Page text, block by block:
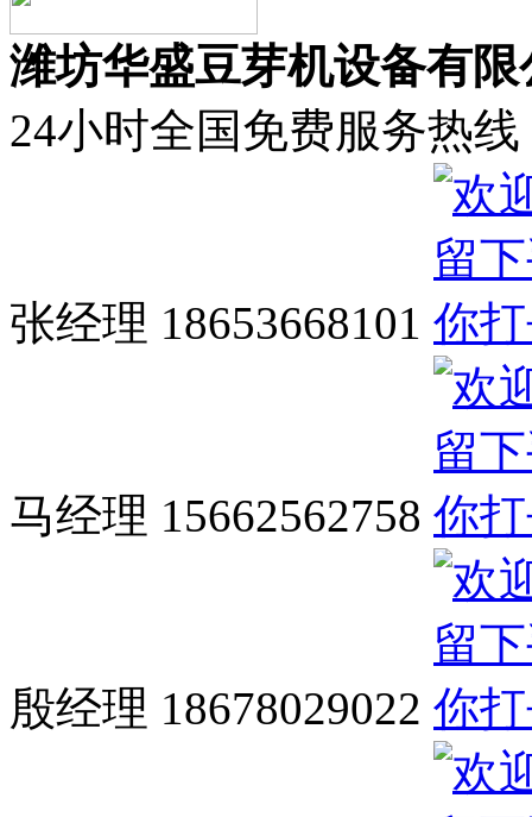
潍坊华盛豆芽机设备有限
24小时全国免费服务热线
张经理 18653668101
马经理 15662562758
殷经理 18678029022